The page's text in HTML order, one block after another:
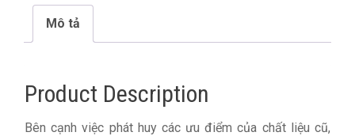
Mô tả
Product Description
Bên cạnh việc phát huy các ưu điểm của chất liệu cũ,